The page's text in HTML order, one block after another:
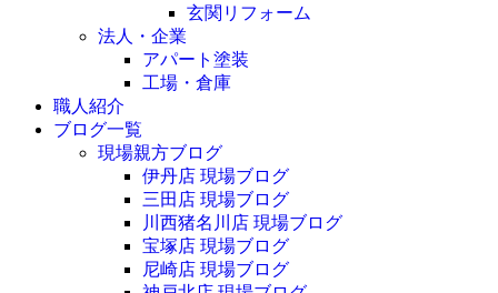
玄関リフォーム
法人・企業
アパート塗装
工場・倉庫
職人紹介
ブログ一覧
現場親方ブログ
伊丹店 現場ブログ
三田店 現場ブログ
川西猪名川店 現場ブログ
宝塚店 現場ブログ
尼崎店 現場ブログ